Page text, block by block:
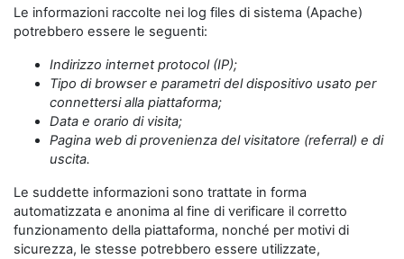
Le informazioni raccolte nei log files di sistema (Apache)
potrebbero essere le seguenti:
Indirizzo internet protocol (IP);
Tipo di browser e parametri del dispositivo usato per
connettersi alla piattaforma;
Data e orario di visita;
Pagina web di provenienza del visitatore (referral) e di
uscita.
Le suddette informazioni sono trattate in forma
automatizzata e anonima al fine di verificare il corretto
funzionamento della piattaforma, nonché per motivi di
sicurezza, le stesse potrebbero essere utilizzate,